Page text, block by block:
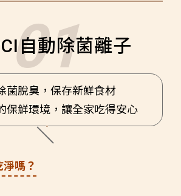
自動除菌離子
菌脫臭，保存新鮮食材
保鮮環境，讓全家吃得安心
嗎？